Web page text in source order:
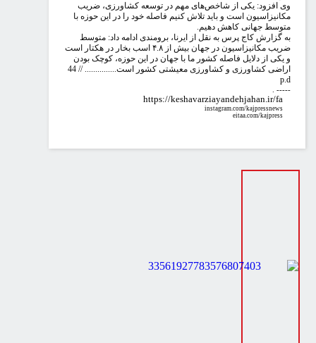
افزود: یکی از شاخص‌های مهم در توسعه کشاورزی، ضریب
است و باید تلاش کنیم فاصله خود را در این حوزه با
جهانی کاهش دهیم.
گزارش کاج پرس به نقل از ایرنا، برومندی ادامه داد: متوسط
ضریب مکانیزاسیون در جهان بیش از ۴.۸ اسب بخار در هکتار است
از دلایل فاصله کشور ما با جهان در این حوزه، کوچک بودن
کشاورزی و کشاورزی معیشتی کشور است............... // 44
https://keshavarziayandehjahan.ir/fa
instagram.com/kajpressnews
eitaa.com/kajpress